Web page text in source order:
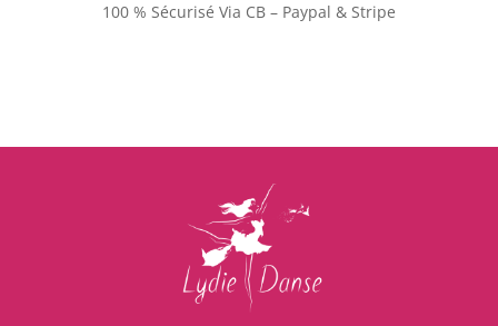
100 % Sécurisé Via CB – Paypal & Stripe